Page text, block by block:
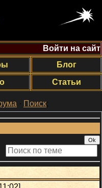
Войти на сайт
Блог
Статьи
· Поиск;